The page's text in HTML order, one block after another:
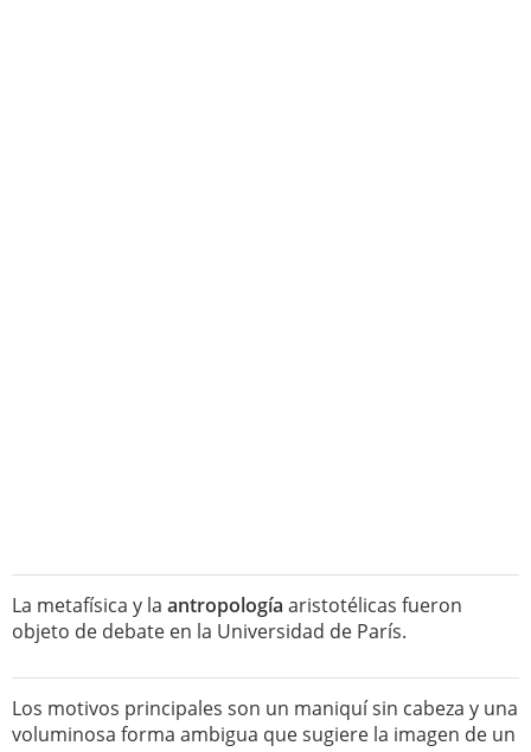
La metafísica y la antropología aristotélicas fueron
objeto de debate en la Universidad de París.
Los motivos principales son un maniquí sin cabeza y una
voluminosa forma ambigua que sugiere la imagen de un